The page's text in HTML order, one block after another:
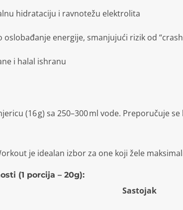
hidrataciju i ravnotežu elektrolita
oslobađanje energije, smanjujući rizik od
i halal ishranu
(16 g) sa 250–300 ml vode. Preporučuje
je idealan izbor za one koji žele
(1 porcija – 20g):
Sastojak